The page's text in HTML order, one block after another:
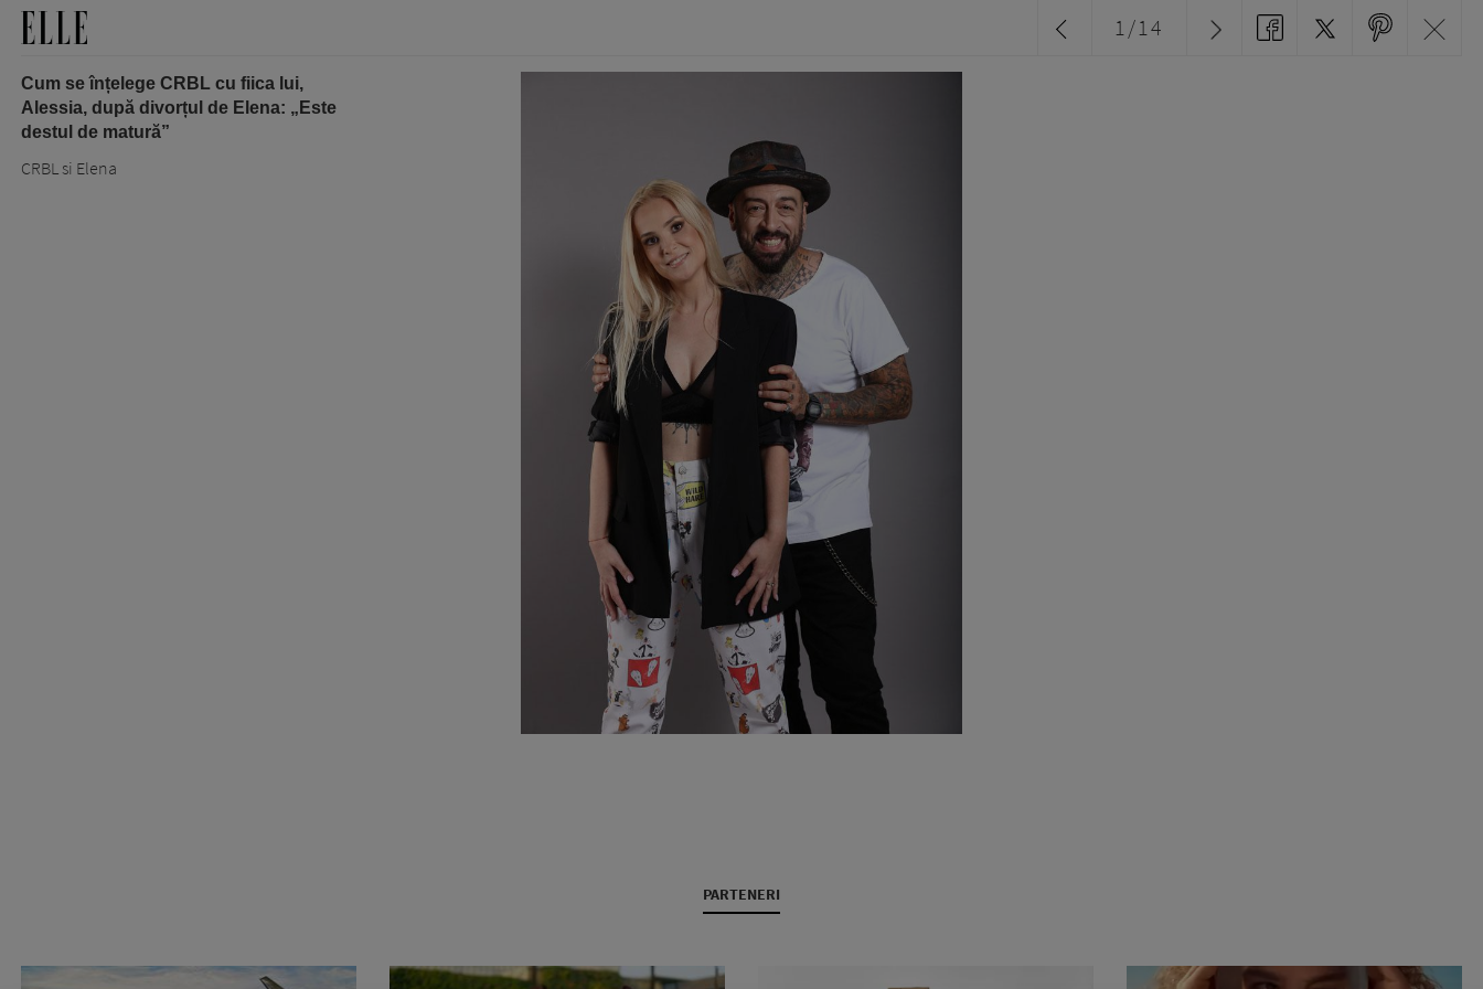
Cum se înțelege CRBL cu fiica lui,
Alessia, după divorțul de Elena: „Este
destul de matură”
CRBL si Elena
1/14
PARTENERI